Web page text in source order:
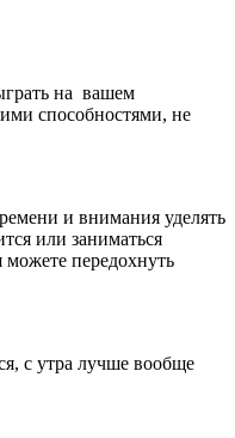
на вашем
способностями, не
и внимания уделять
или заниматься
передохнуть
с утра лучше вообще